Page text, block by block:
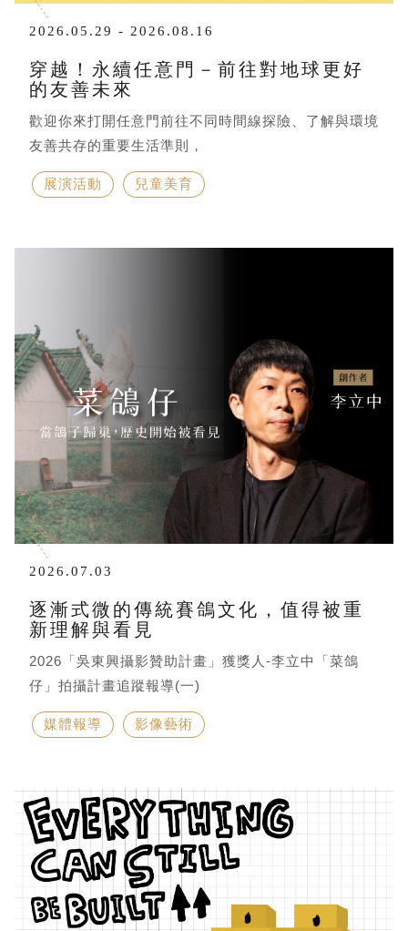
2026.05.29 - 2026.08.16
穿越！永續任意門－前往對地球更好
的友善未來
歡迎你來打開任意門前往不同時間線探險、了解與環境
友善共存的重要生活準則，
展演活動 兒童美育
2026.07.03
逐漸式微的傳統賽鴿文化，值得被重
新理解與看見
2026「吳東興攝影贊助計畫」獲獎人-李立中「菜鴿
仔」拍攝計畫追蹤報導(一)
媒體報導 影像藝術